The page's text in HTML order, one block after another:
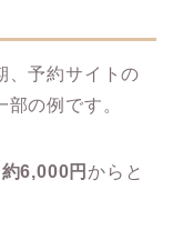
、予約サイトの
の例です。
約6,000円からと